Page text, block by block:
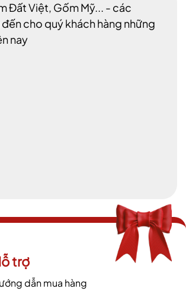
Đất Việt, Gốm Mỹ... - các
cho quý khách hàng những
nay
trợ
dẫn mua hàng